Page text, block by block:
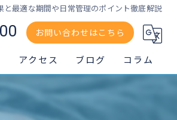
と最適な期間や日常管理のポイント徹底解説
お問い合わせはこちら
アクセス ブログ コラム